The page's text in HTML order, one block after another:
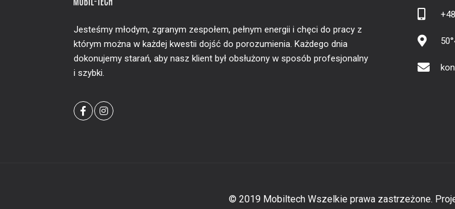
Jesteśmy młodym, zgranym zespołem, pełnym energii i chęci do pracy z
którym można w każdej kwestii dojść do porozumienia. Każdego dnia
dokonujemy starań, aby nasz klient był obsłużony w sposób profesjonalny
i szybki.
© 2019 Mobiltech Wszelkie prawa zastrzeżone.